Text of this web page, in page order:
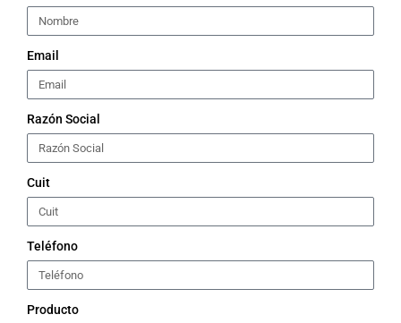
Email
Razón Social
Cuit
Teléfono
Producto